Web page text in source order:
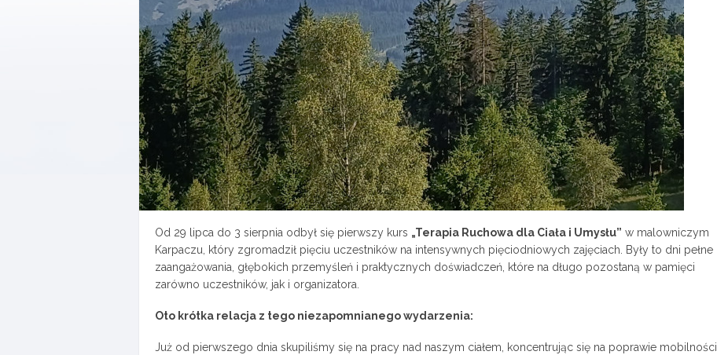
Od 29 lipca do 3 sierpnia odbył się pierwszy kurs „Terapia Ruchowa dla Ciała i Umysłu” w malowniczym
Karpaczu, który zgromadził pięciu uczestników na intensywnych pięciodniowych zajęciach. Były to dni pełne
zaangażowania, głębokich przemyśleń i praktycznych doświadczeń, które na długo pozostaną w pamięci
zarówno uczestników, jak i organizatora.
Oto krótka relacja z tego niezapomnianego wydarzenia:
Już od pierwszego dnia skupiliśmy się na pracy nad naszym ciałem, koncentrując się na poprawie mobilności,